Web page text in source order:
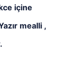
içine
mealli ,